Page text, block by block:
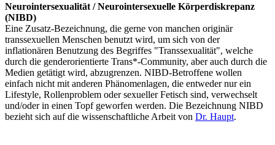
Neurointersexualität / Neurointersexuelle Körperdiskrepanz
(NIBD)
Eine Zusatz-Bezeichnung, die gerne von manchen originär
transsexuellen Menschen benutzt wird, um sich von der
inflationären Benutzung des Begriffes "Transsexualität", welche
durch die genderorientierte Trans*-Community, aber auch durch die
Medien getätigt wird, abzugrenzen. NIBD-Betroffene wollen
einfach nicht mit anderen Phänomenlagen, die entweder nur ein
Lifestyle, Rollenproblem oder sexueller Fetisch sind, verwechselt
und/oder in einen Topf geworfen werden. Die Bezeichnung NIBD
bezieht sich auf die wissenschaftliche Arbeit von Dr. Haupt.